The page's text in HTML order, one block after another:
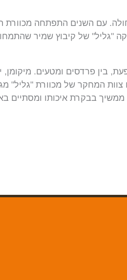
בעמק החולה. עם השנים התפתחה
קיבוץ דן את המכוורת הוותיקה "גליל" של
בין פרדסים ומטעים. מיקומן,
המחקר של מכוורת "גליל"
ממשיך בבקרת איכותו ומסתיים